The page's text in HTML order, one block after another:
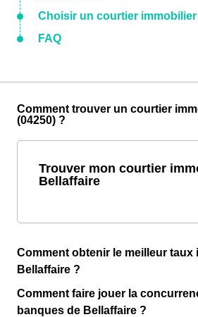
Choisir un courtier
FAQ
Comment trouver un courtier
(04250) ?
Trouver mon courtier
Bellaffaire
Comment obtenir le meilleur taux
Bellaffaire ?
Comment faire jouer la
banques de Bellaffaire ?